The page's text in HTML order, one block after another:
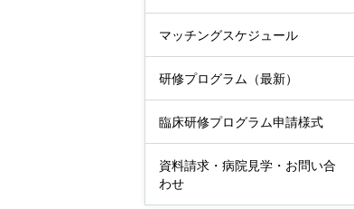
マッチングスケジュール
研修プログラム（最新）
臨床研修プログラム申請様式
資料請求・病院見学・お問い合
わせ